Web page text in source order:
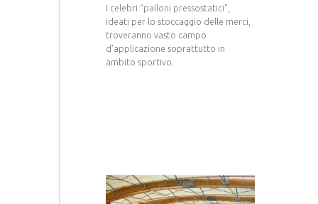
I celebri “palloni pressostatici”,
ideati per lo stoccaggio delle merci,
troveranno vasto campo
d’applicazione soprattutto in
ambito sportivo.